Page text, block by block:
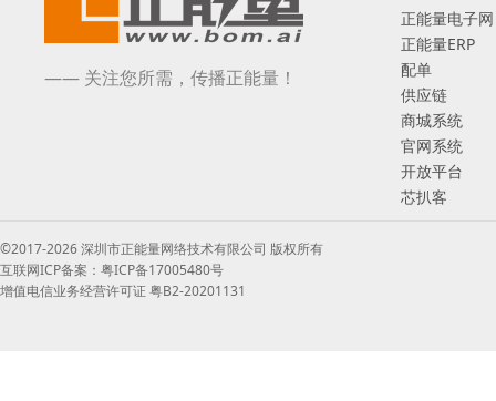
—— 关注您所需，传播正能量！
正能量电子网
正能量ERP
配单
供应链
商城系统
官网系统
开放平台
芯扒客
©2017-2026 深圳市正能量网络技术有限公司 版权所有
互联网ICP备案：粤ICP备17005480号
增值电信业务经营许可证 粤B2-20201131